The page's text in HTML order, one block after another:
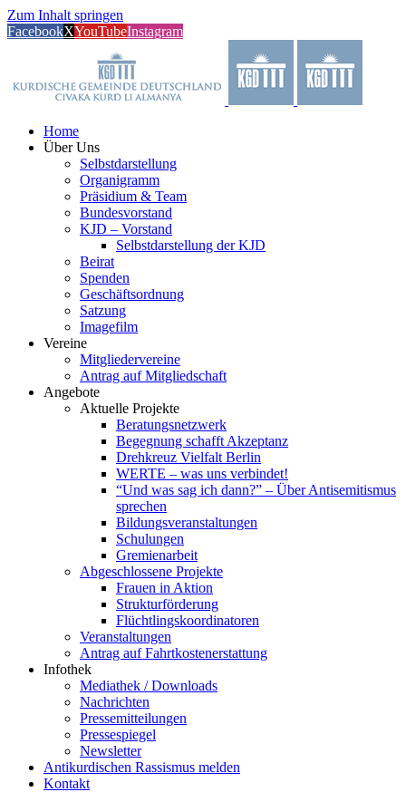
Zum Inhalt springen
FacebookXYouTubeInstagram
Home
Über Uns
Selbstdarstellung
Organigramm
Präsidium & Team
Bundesvorstand
KJD – Vorstand
Selbstdarstellung der KJD
Beirat
Spenden
Geschäftsordnung
Satzung
Imagefilm
Vereine
Mitgliedervereine
Antrag auf Mitgliedschaft
Angebote
Aktuelle Projekte
Beratungsnetzwerk
Begegnung schafft Akzeptanz
Drehkreuz Vielfalt Berlin
WERTE – was uns verbindet!
“Und was sag ich dann?” – Über Antisemitismus
sprechen
Bildungsveranstaltungen
Schulungen
Gremienarbeit
Abgeschlossene Projekte
Frauen in Aktion
Strukturförderung
Flüchtlingskoordinatoren
Veranstaltungen
Antrag auf Fahrtkostenerstattung
Infothek
Mediathek / Downloads
Nachrichten
Pressemitteilungen
Pressespiegel
Newsletter
Antikurdischen Rassismus melden
Kontakt